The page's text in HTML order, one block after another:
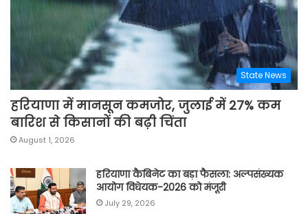
State News
हरियाणा में मानसून कमजोर, जुलाई में 27% कम
बारिश से किसानों की बढ़ी चिंता
August 1, 2026
हरियाणा कैबिनेट का बड़ा फैसला: अल्पसंख्यक
आयोग विधेयक-2026 को मंजूरी
July 29, 2026